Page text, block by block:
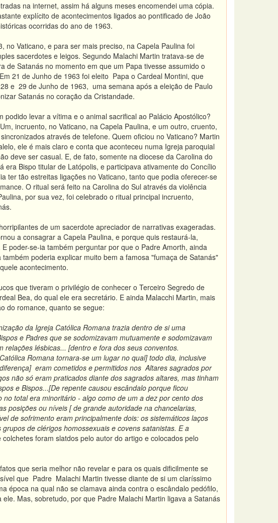
na internet, assim há alguns meses encomendei uma cópia.
explícito de acontecimentos ligados ao pontificado de João
ocorridas do ano de 1963.
Vaticano, e para ser mais preciso, na Capela Paulina foi
sacerdotes e leigos. Segundo Malachi Martin tratava-se de
de Satanás no momento em que um Papa tivesse assumido o
21 de Junho de 1963 foi eleito Papa o Cardeal Montini, que
e 29 de Junho de 1963, uma semana após a eleição de Paulo
Satanás no coração da Cristandade.
levar a vítima e o animal sacrifical ao Palácio Apostólico?
incruento, no Vaticano, na Capela Paulina, e um outro, cruento,
através de telefone. Quem oficiou no Vaticano? Martin
ele é mais claro e conta que aconteceu numa Igreja paroquial
deve ser casual. E, de fato, somente na diocese da Carolina do
Bispo titular de Latópolis, e participava ativamente do Concílio
ter tão estreitas ligações no Vaticano, tanto que podia oferecer-se
O ritual será feito na Carolina do Sul através da violência
por sua vez, foi celebrado o ritual principal incruento,
de um sacerdote apreciador de narrativas exageradas.
a consagrar a Capela Paulina, e porque quis restaurá-la,
poder-se-ia também perguntar por que o Padre Amorth, ainda
poderia explicar muito bem a famosa "fumaça de Satanás"
acontecimento.
que tiveram o privilégio de conhecer o Terceiro Segredo de
Bea, do qual ele era secretário. E ainda Malacchi Martin, mais
do romance, quanto se segue:
da Igreja Católica Romana trazia dentro de si uma
e Padres que se sodomizavam mutuamente e sodomizavam
lésbicas... [dentro e fora dos seus conventos.
Romana tornara-se um lugar no qual] todo dia, inclusive
eram cometidos e permitidos nos Altares sagrados por
não só eram praticados diante dos sagrados altares, mas tinham
e Bispos...[De repente causou escândalo porque ficou
total era minoritário - algo como de um a dez por cento dos
posições ou níveis [ de grande autoridade na chancelarias,
de sofrimento eram principalmente dois: os sistemáticos laços
de clérigos homossexuais e covens satanistas. E a
foram slatdos pelo autor do artigo e colocados pelo
que seria melhor não revelar e para os quais dificilmente se
que Padre Malachi Martin tivesse diante de si um claríssimo
época na qual não se clamava ainda contra o escândalo pedófilo,
Mas, sobretudo, por que Padre Malachi Martin ligava a Satanás